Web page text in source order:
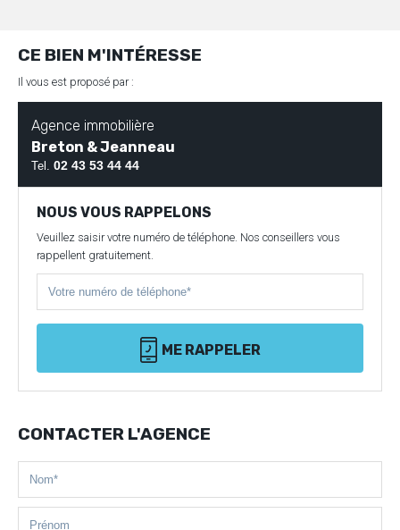
CE BIEN M'INTÉRESSE
Il vous est proposé par :
Agence immobilière
Breton & Jeanneau
Tel. 02 43 53 44 44
NOUS VOUS RAPPELONS
Veuillez saisir votre numéro de téléphone. Nos conseillers vous
rappellent gratuitement.
ME RAPPELER
CONTACTER L'AGENCE